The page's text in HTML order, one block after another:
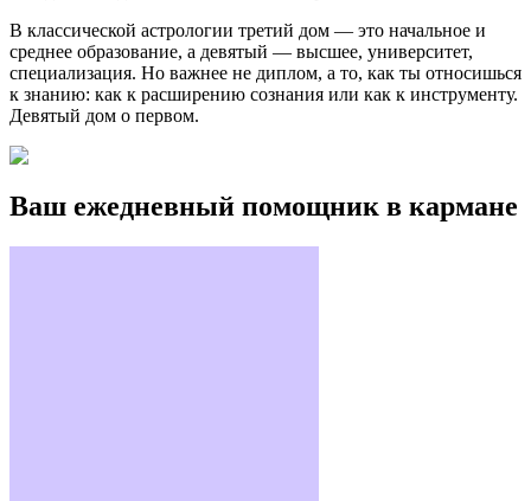
В классической астрологии третий дом — это начальное и
среднее образование, а девятый — высшее, университет,
специализация. Но важнее не диплом, а то, как ты относишься
к знанию: как к расширению сознания или как к инструменту.
Девятый дом о первом.
Ваш ежедневный помощник в кармане